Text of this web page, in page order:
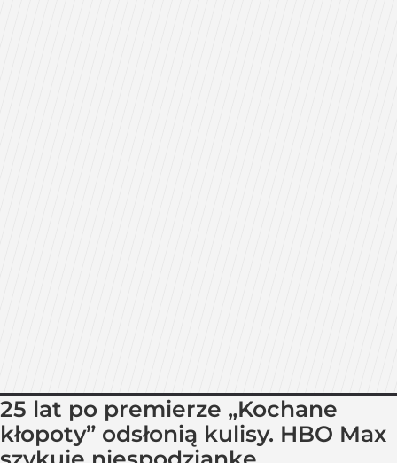
25 lat po premierze „Kochane
kłopoty” odsłonią kulisy. HBO Max